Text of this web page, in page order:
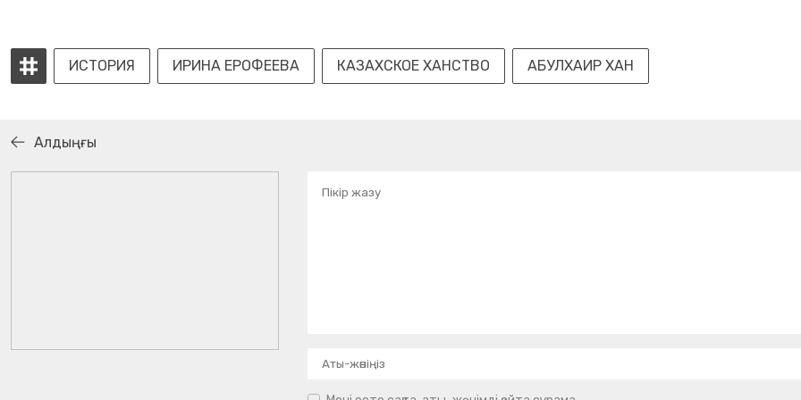
ИСТОРИЯ ИРИНА ЕРОФЕЕВА КАЗАХСКОЕ ХАНСТВО АБУЛХАИР ХАН
Алдыңғы